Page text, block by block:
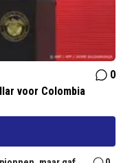
0
voor Colombia